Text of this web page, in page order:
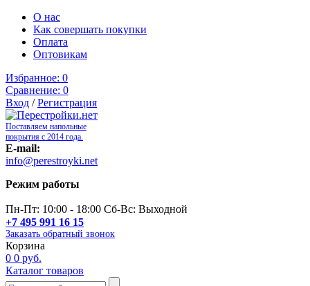
О нас
Как совершать покупки
Оплата
Оптовикам
Избранное: 0
Сравнение: 0
Вход /Регистрация
Поставляем напольные
покрытия с 2014 года.
E-mail:
info@perestroyki.net
Режим работы
Пн-Пт: 10:00 - 18:00 Сб-Вс: Выходной
+7 495 991 16 15
Заказать обратный звонок
Корзина
0 0 руб.
Каталог товаров